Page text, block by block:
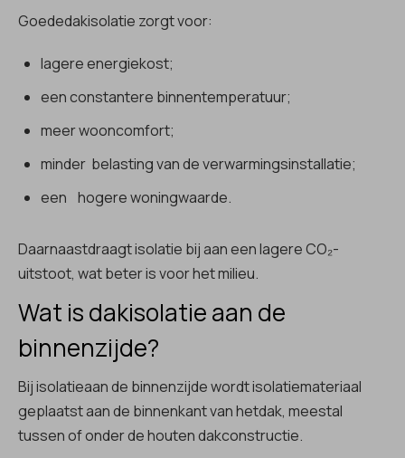
Goededakisolatie zorgt voor:
lagere energiekost;
een constantere binnentemperatuur;
meer wooncomfort;
minder belasting van de verwarmingsinstallatie;
een hogere woningwaarde.
Daarnaastdraagt isolatie bij aan een lagere CO₂-
uitstoot, wat beter is voor het milieu.
Wat is dakisolatie aan de
binnenzijde?
Bij isolatieaan de binnenzijde wordt isolatiemateriaal
geplaatst aan de binnenkant van hetdak, meestal
tussen of onder de houten dakconstructie.